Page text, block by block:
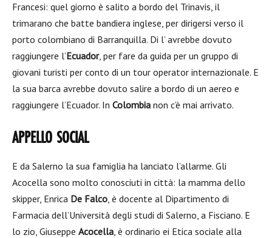
Francesi: quel giorno è salito a bordo del Trinavis, il
trimarano che batte bandiera inglese, per dirigersi verso il
porto colombiano di Barranquilla. Di l’ avrebbe dovuto
raggiungere l’Ecuador, per fare da guida per un gruppo di
giovani turisti per conto di un tour operator internazionale. E
la sua barca avrebbe dovuto salire a bordo di un aereo e
raggiungere l’Ecuador. In Colombia non c’è mai arrivato.
APPELLO SOCIAL
E da Salerno la sua famiglia ha lanciato l’allarme. Gli
Acocella sono molto conosciuti in città: la mamma dello
skipper, Enrica De Falco, è docente al Dipartimento di
Farmacia dell’Università degli studi di Salerno, a Fisciano. E
lo zio, Giuseppe Acocella, è ordinario ei Etica sociale alla